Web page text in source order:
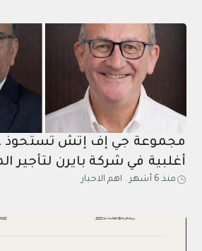
مجموعة جي إف إتش تستحوذ
أغلبية في شركة بايرن لتأجير
منذ 6 أشهر . اهم الاخبار